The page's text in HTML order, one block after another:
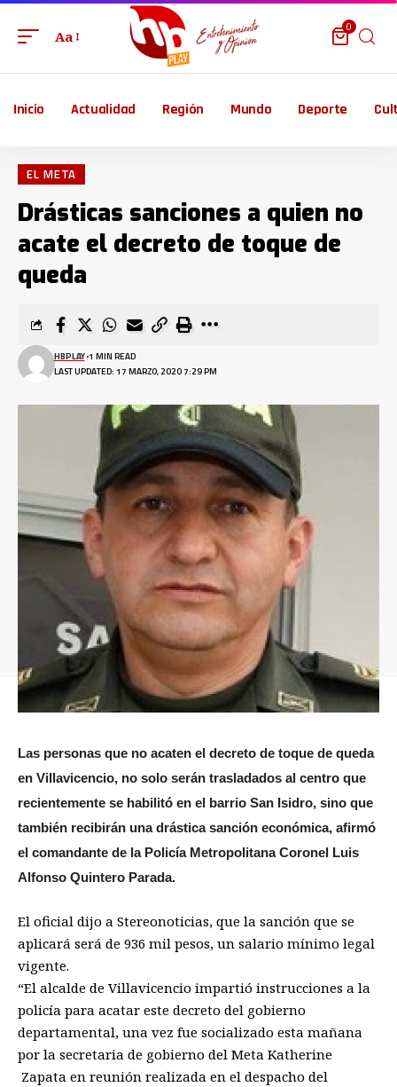
Aa
0
Inicio Actualidad Región Mundo Deporte
EL META
Drásticas sanciones a quien no
acate el decreto de toque de
queda
LAST UPDATED: 17 MARZO, 2020 7:29 PM
HBPLAY 1 MIN READ
Las personas que no acaten el decreto de toque de queda
en Villavicencio, no solo serán trasladados al centro que
recientemente se habilitó en el barrio San Isidro, sino que
también recibirán una drástica sanción económica, afirmó
el comandante de la Policía Metropolitana Coronel Luis
Alfonso Quintero Parada.
El oficial dijo a Stereonoticias, que la sanción que se
aplicará será de 936 mil pesos, un salario mínimo legal
vigente.
“El alcalde de Villavicencio impartió instrucciones a la
policía para acatar este decreto del gobierno
departamental, una vez fue socializado esta mañana
por la secretaria de gobierno del Meta Katherine
Zapata en reunión realizada en el despacho del